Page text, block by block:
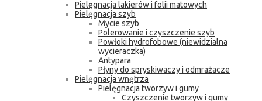
Pielęgnacja lakierów i folii matowych
Pielęgnacja szyb
Mycie szyb
Polerowanie i czyszczenie szyb
Powłoki hydrofobowe (niewidzialna
wycieraczka)
Antypara
Płyny do spryskiwaczy i odmrażacze
Pielęgnacja wnętrza
Pielęgnacja tworzyw i gumy
Czyszczenie tworzyw i gumy